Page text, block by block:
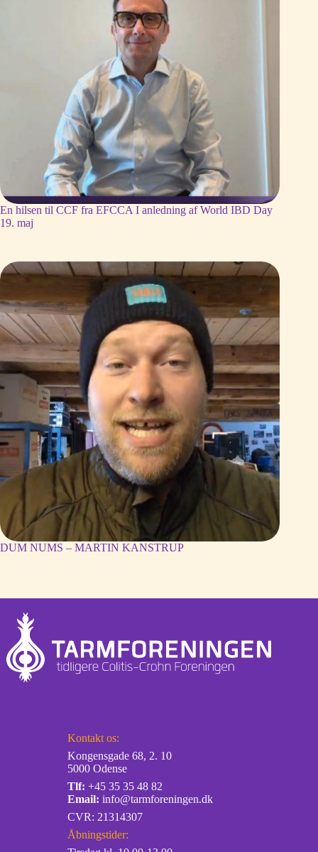
En hilsen til CCF fra EFCCA I anledning af World IBD Day
19. maj
DUM NUMS – MARTIN KANSTRUP
Kontakt os:
Kongensgade 68, 2. 10
5000 Odense
Tlf: +45 35 35 48 82
Email: info@tarmforeningen.dk
CVR: 21314307
Åbningstider: